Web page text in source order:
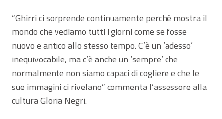
“Ghirri ci sorprende continuamente perché mostra il
mondo che vediamo tutti i giorni come se fosse
nuovo e antico allo stesso tempo. C’è un ‘adesso’
inequivocabile, ma c’è anche un ‘sempre’ che
normalmente non siamo capaci di cogliere e che le
sue immagini ci rivelano” commenta l’assessore alla
cultura Gloria Negri.